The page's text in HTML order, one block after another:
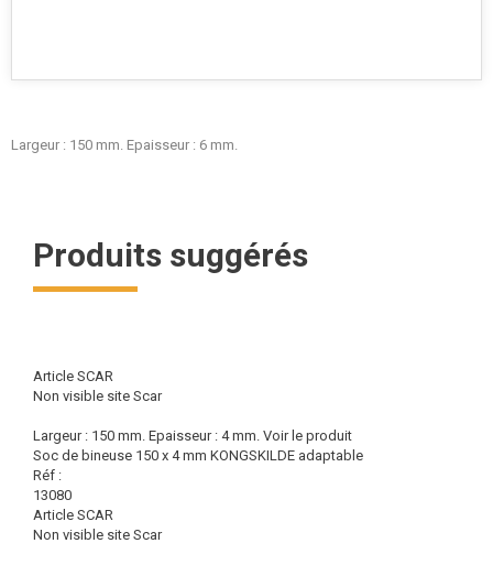
Largeur : 150 mm. Epaisseur : 6 mm.
Produits suggérés
Article SCAR
Non visible site Scar
Largeur : 150 mm. Epaisseur : 4 mm. Voir le produit
Soc de bineuse 150 x 4 mm KONGSKILDE adaptable
Réf :
13080
Article SCAR
Non visible site Scar